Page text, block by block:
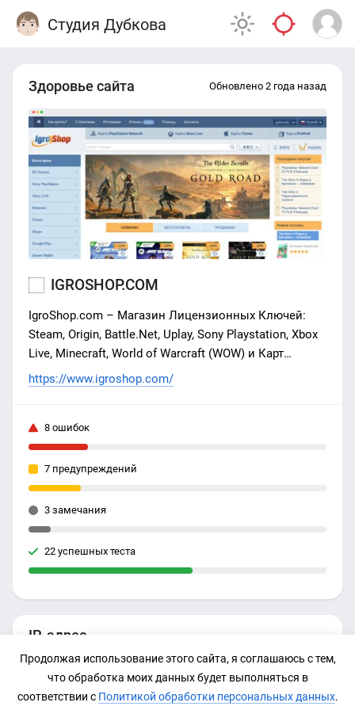
Студия Дубкова
IP-адрес
188.114.98.233
Здоровье сайта Обновлено 2 года назад
IGROSHOP.COM
IgroShop.com – Магазин Лицензионных Ключей:
Steam, Origin, Battle.Net, Uplay, Sony Playstation, Xbox
Live, Minecraft, World of Warcraft (WOW) и Карт
Предоплаты: Skype Gift Cards, iTunes Gift Cards,
https://www.igroshop.com/
8 ошибок
7 предупреждений
3 замечания
22 успешных теста
Продолжая использование этого сайта, я соглашаюсь с тем,
что обработка моих данных будет выполняться в
соответствии с Политикой обработки персональных данных.